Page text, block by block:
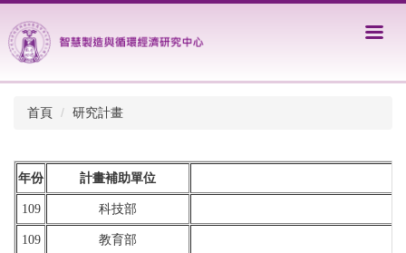
到
主
首頁 研究計畫
年份 計畫補助單位
109 科技部
109 教育部